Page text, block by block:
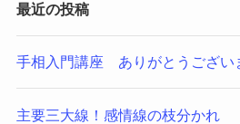
最近の投稿
手相入門講座 ありがとうござい
主要三大線！感情線の枝分かれ